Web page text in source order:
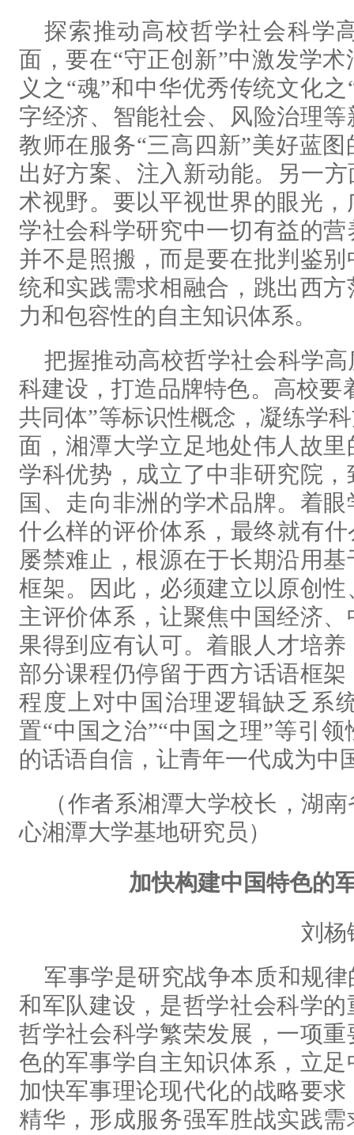
探索推动高校哲学社会科学
面，要在“守正创新”中激发学
义之“魂”和中华优秀传统文化
字经济、智能社会、风险治理
教师在服务“三高四新”美好蓝
出好方案、注入新动能。另一
术视野。要以平视世界的眼光
学社会科学研究中一切有益的
并不是照搬，而是要在批判鉴
统和实践需求相融合，跳出西
力和包容性的自主知识体系。
把握推动高校哲学社会科学
科建设，打造品牌特色。高校要
共同体”等标识性概念，凝练学
面，湘潭大学立足地处伟人故
学科优势，成立了中非研究院
国、走向非洲的学术品牌。着
什么样的评价体系，最终就有
屡禁难止，根源在于长期沿用
框架。因此，必须建立以原创
主评价体系，让聚焦中国经济
果得到应有认可。着眼人才培
部分课程仍停留于西方话语框
程度上对中国治理逻辑缺乏系
置“中国之治”“中国之理”等引
的话语自信，让青年一代成为中
（作者系湘潭大学校长，湖
心湘潭大学基地研究员）
加快构建中国特色的
刘杨
军事学是研究战争本质和规
和军队建设，是哲学社会科学
哲学社会科学繁荣发展，一项
色的军事学自主知识体系，立
加快军事理论现代化的战略要
精华，形成服务强军胜战实践